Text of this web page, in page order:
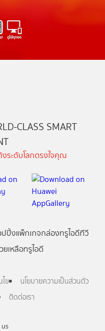
CLASS SMART
ระดับโลกตรงใจคุณ
ปิ้งแพ็กเกจกล่องทรูไอดีทีวี
ยเหลือทรูไอดี
ข
นโยบายความเป็นส่วนตัว
ติดต่อเรา